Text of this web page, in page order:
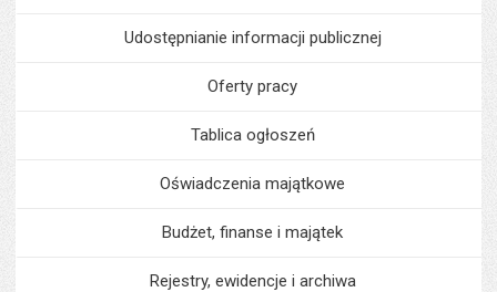
Udostępnianie informacji publicznej
Oferty pracy
Tablica ogłoszeń
Oświadczenia majątkowe
Budżet, finanse i majątek
Rejestry, ewidencje i archiwa